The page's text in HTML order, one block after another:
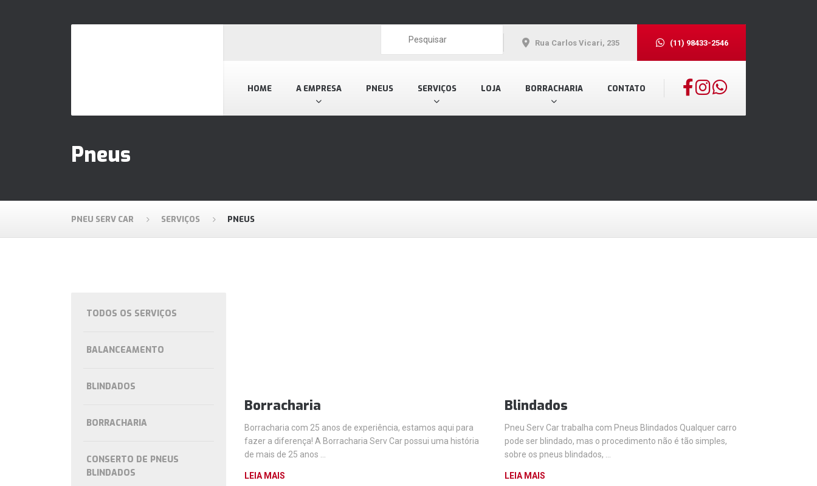
HOME A EMPRESA PNEUS SERVIÇOS LOJA BORRACHARIA CONTATO
Rua Carlos Vicari, 235 (11) 98433-2546
Pneus
PNEU SERV CAR SERVIÇOS PNEUS
Borracharia
Borracharia com 25 anos de experiência, estamos aqui para
fazer a diferença! A Borracharia Serv Car possui uma história
de mais de 25 anos …
LEIA MAIS
Blindados
Pneu Serv Car trabalha com Pneus Blindados Qualquer carro
pode ser blindado, mas o procedimento não é tão simples,
sobre os pneus blindados, …
LEIA MAIS
TODOS OS SERVIÇOS
BALANCEAMENTO
BLINDADOS
BORRACHARIA
CONSERTO DE PNEUS
BLINDADOS